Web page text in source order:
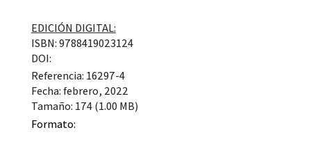
EDICIÓN DIGITAL:
ISBN: 9788419023124
DOI:
Referencia: 16297-4
Fecha: febrero, 2022
Tamaño: 174 (1.00 MB)
Formato: